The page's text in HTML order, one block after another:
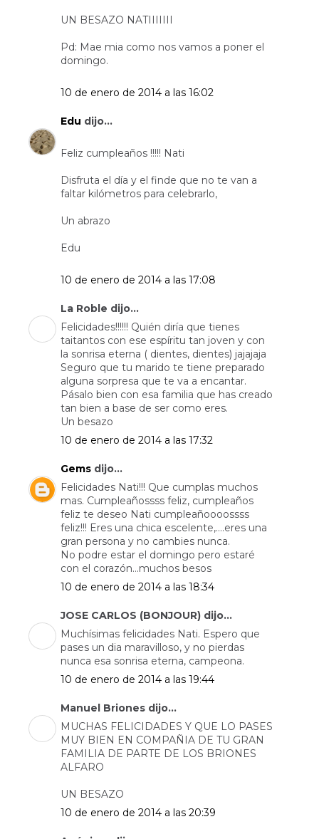
UN BESAZO NATIIIIIII
Pd: Mae mia como nos vamos a poner el
domingo.
10 de enero de 2014 a las 16:02
Edu dijo...
Feliz cumpleaños !!!!! Nati
Disfruta el día y el finde que no te van a
faltar kilómetros para celebrarlo,
Un abrazo
Edu
10 de enero de 2014 a las 17:08
La Roble dijo...
Felicidades!!!!!! Quién diría que tienes
taitantos con ese espíritu tan joven y con
la sonrisa eterna ( dientes, dientes) jajajaja
Seguro que tu marido te tiene preparado
alguna sorpresa que te va a encantar.
Pásalo bien con esa familia que has creado
tan bien a base de ser como eres.
Un besazo
10 de enero de 2014 a las 17:32
Gems dijo...
Felicidades Nati!!! Que cumplas muchos
mas. Cumpleañossss feliz, cumpleaños
feliz te deseo Nati cumpleañoooossss
feliz!!! Eres una chica escelente,....eres una
gran persona y no cambies nunca.
No podre estar el domingo pero estaré
con el corazón...muchos besos
10 de enero de 2014 a las 18:34
JOSE CARLOS (BONJOUR) dijo...
Muchísimas felicidades Nati. Espero que
pases un dia maravilloso, y no pierdas
nunca esa sonrisa eterna, campeona.
10 de enero de 2014 a las 19:44
Manuel Briones dijo...
MUCHAS FELICIDADES Y QUE LO PASES
MUY BIEN EN COMPAÑIA DE TU GRAN
FAMILIA DE PARTE DE LOS BRIONES
ALFARO
UN BESAZO
10 de enero de 2014 a las 20:39